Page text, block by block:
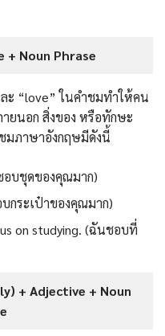
+ Noun Phrase
ะ “love” ในคำชมทำให้คน
ยนอก สิ่งของ หรือทักษะ
มภาษาอังกฤษมีดังนี้
อบชุดของคุณมาก)
กระเป๋าของคุณมาก)
on studying. (ฉันชอบที่
+ Adjective + Noun